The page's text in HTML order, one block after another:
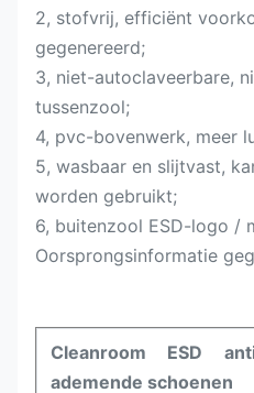
2, stofvrij, efficiënt
gegenereerd;
3, niet-autoclaveerbare,
tussenzool;
4, pvc-bovenwerk, meer
5, wasbaar en slijtvast,
worden gebruikt;
6, buitenzool ESD-logo /
Oorsprongsinformatie
Cleanroom ESD
ademende schoenen